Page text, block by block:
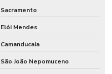
Sacramento
Elói Mendes
Camanducaia
São João Nepomuceno